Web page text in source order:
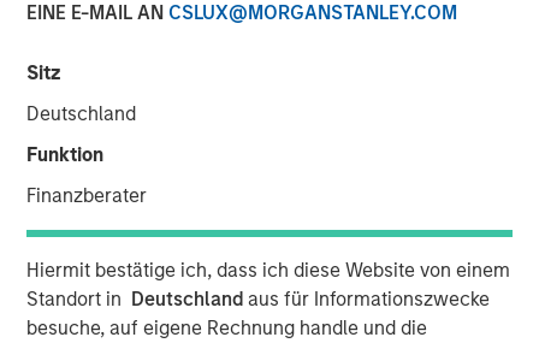
EINE E-MAIL AN CSLUX@MORGANSTANLEY.COM
Sitz
Deutschland
Funktion
Finanzberater
Hiermit bestätige ich, dass ich diese Website von einem
Standort in Deutschland aus für Informationszwecke
besuche, auf eigene Rechnung handle und die
NEW YORK — December 4, 2025
Morgan Stanley Investment Management and
today that investment funds managed by Morgan Stanley
Real Estate Investing (MSREI) have acquired a
MorningStar senior housing portfolio from Kayne
comprised of 463 units across three communities near
Denver. MorningStar, a leading senior housing operator
based in Denver, will continue to operate the
communities.